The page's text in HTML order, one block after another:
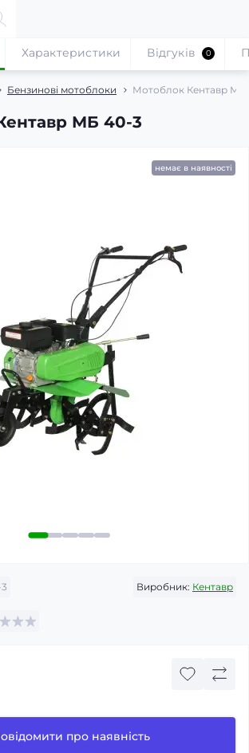
Бензинові мотоблоки Мотоблок Кентавр МБ
МБ 40-3
Характеристики Відгуків 0
немає в наявності
Виробник: Кентавр
про наявність